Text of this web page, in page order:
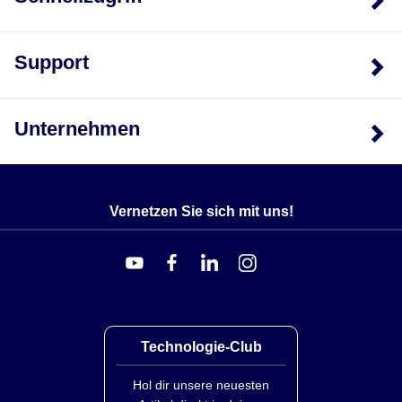
HHP360-A
Support
Unternehmen
Vernetzen Sie sich mit uns!
Technologie-Club
Hol dir unsere neuesten